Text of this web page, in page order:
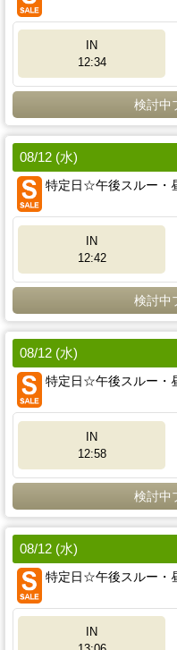
IN
12:34
検討中
08/12 (水)
特定日☆午後スルー
IN
12:42
検討中
08/12 (水)
特定日☆午後スルー
IN
12:58
検討中
08/12 (水)
特定日☆午後スルー
IN